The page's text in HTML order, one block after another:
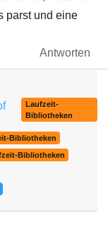
parst und eine
Antworten
Laufzeit-
Bibliotheken
Bibliotheken
Bibliotheken